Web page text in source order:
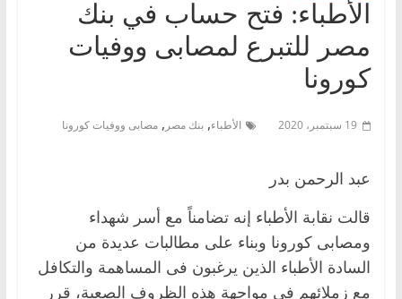
الأطباء: فتح حساب في بنك
مصر للتبرع لمصابى ووفيات
كورونا
19 سبتمبر، 2020 الأطباء, بنك مصر , مصابى ووفيات كورونا
عبد الرحمن بدر
قالت نقابة الأطباء إنه تضامناً مع أسر شهداء
ومصابى كورونا وبناء على مطالبات عديدة من
السادة الأطباء الذين يرغبون فى المساهمة والتكافل
مع زملائهم فى مواجهة هذه الظروف الصعبة، قرر